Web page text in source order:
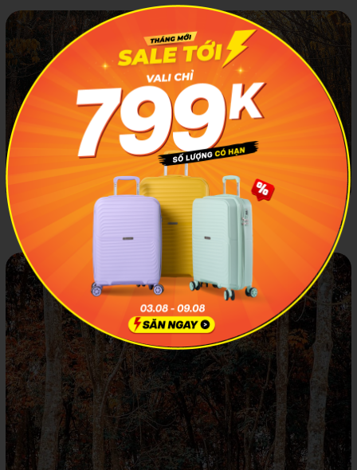
Con đường trải dài tưởng chừng như miên man với hai hàng
cao su thẳng tắp tạo nên khung cảnh thơ mộng